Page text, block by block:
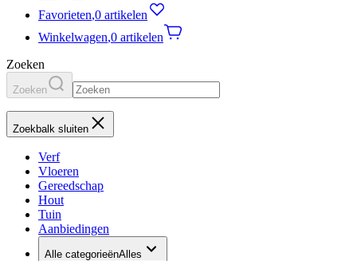
Favorieten,0 artikelen
Winkelwagen,0 artikelen
Zoeken
Zoeken
Zoekbalk sluiten
Verf
Vloeren
Gereedschap
Hout
Tuin
Aanbiedingen
Alle categorieënAlles